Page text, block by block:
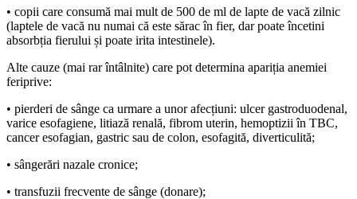
• copii care consumă mai mult de 500 de ml de lapte de vacă zilnic
(laptele de vacă nu numai că este sărac în fier, dar poate încetini
absorbția fierului și poate irita intestinele).
Alte cauze (mai rar întâlnite) care pot determina apariția anemiei
feriprive:
• pierderi de sânge ca urmare a unor afecțiuni: ulcer gastroduodenal,
varice esofagiene, litiază renală, fibrom uterin, hemoptizii în TBC,
cancer esofagian, gastric sau de colon, esofagită, diverticulită;
• sângerări nazale cronice;
• transfuzii frecvente de sânge (donare);